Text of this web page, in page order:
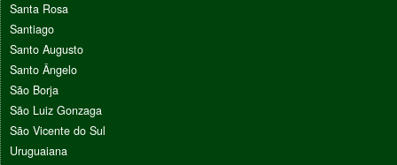
Santa Rosa
Santiago
Santo Augusto
Santo Ângelo
São Borja
São Luiz Gonzaga
São Vicente do Sul
Uruguaiana